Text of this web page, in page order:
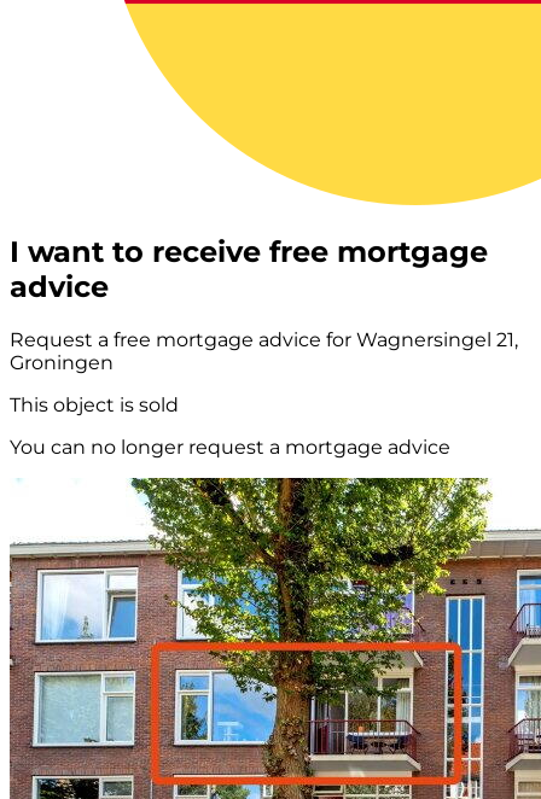
I want to receive free mortgage
advice
Request a free mortgage advice for Wagnersingel 21,
Groningen
This object is sold
You can no longer request a mortgage advice